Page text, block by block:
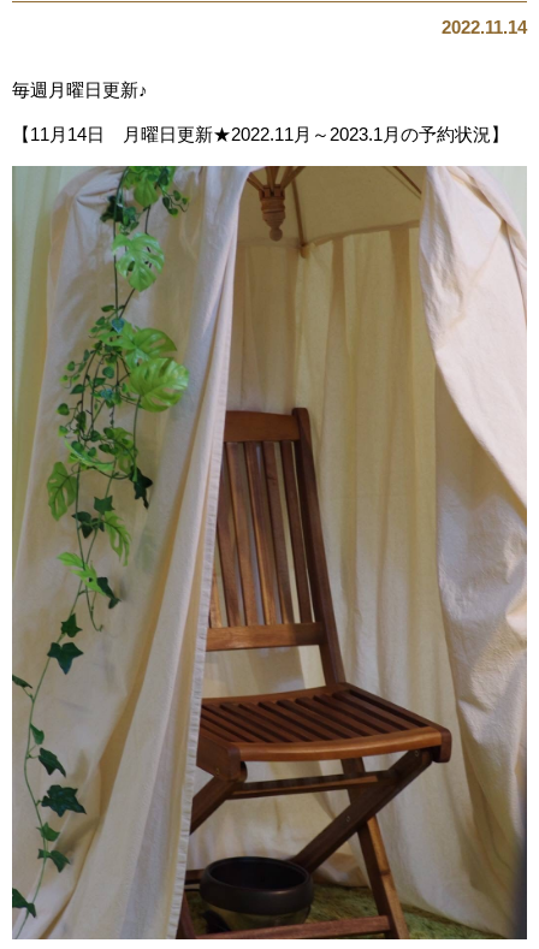
2022.11.14
毎週月曜日更新♪
【11月14日 月曜日更新★2022.11月～2023.1月の予約状況】